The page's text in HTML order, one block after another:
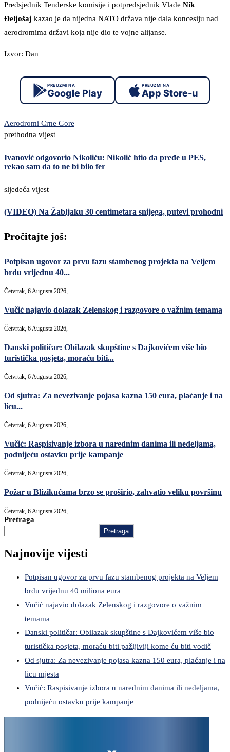
Predsjednik Tenderske komisije i potpredsjednik Vlade Nik
Đeljošaj kazao je da nijedna NATO država nije dala koncesiju nad
aerodromima državi koja nije dio te vojne alijanse.
Izvor: Dan
PREUZMI NA
Google Play
PREUZMI NA
App Store-u
Aerodromi Crne Gore
prethodna vijest
Ivanović odgovorio Nikoliću: Nikolić htio da pređe u PES,
rekao sam da to ne bi bilo fer
sljedeća vijest
(VIDEO) Na Žabljaku 30 centimetara snijega, putevi prohodni
Pročitajte još:
Potpisan ugovor za prvu fazu stambenog projekta na Veljem
brdu vrijednu 40...
Četvrtak, 6 Augusta 2026,
Vučić najavio dolazak Zelenskog i razgovore o važnim temama
Četvrtak, 6 Augusta 2026,
Danski političar: Obilazak skupštine s Dajkovićem više bio
turistička posjeta, moraću biti...
Četvrtak, 6 Augusta 2026,
Od sjutra: Za nevezivanje pojasa kazna 150 eura, plaćanje i na
licu...
Četvrtak, 6 Augusta 2026,
Vučić: Raspisivanje izbora u narednim danima ili nedeljama,
podnijeću ostavku prije kampanje
Četvrtak, 6 Augusta 2026,
Požar u Blizikućama brzo se proširio, zahvatio veliku površinu
Četvrtak, 6 Augusta 2026,
Pretraga
Pretraga
Najnovije vijesti
Potpisan ugovor za prvu fazu stambenog projekta na Veljem
brdu vrijednu 40 miliona eura
Vučić najavio dolazak Zelenskog i razgovore o važnim
temama
Danski političar: Obilazak skupštine s Dajkovićem više bio
turistička posjeta, moraću biti pažljiviji kome ću biti vodič
Od sjutra: Za nevezivanje pojasa kazna 150 eura, plaćanje i na
licu mjesta
Vučić: Raspisivanje izbora u narednim danima ili nedeljama,
podnijeću ostavku prije kampanje